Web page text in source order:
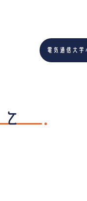
電気通信大学